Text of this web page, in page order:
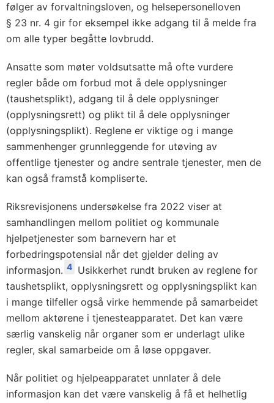
følger av forvaltningsloven, og helsepersonelloven
§ 23 nr. 4 gir for eksempel ikke adgang til å melde fra
om alle typer begåtte lovbrudd.
Ansatte som møter voldsutsatte må ofte vurdere
regler både om forbud mot å dele opplysninger
(taushetsplikt), adgang til å dele opplysninger
(opplysningsrett) og plikt til å dele opplysninger
(opplysningsplikt). Reglene er viktige og i mange
sammenhenger grunnleggende for utøving av
offentlige tjenester og andre sentrale tjenester, men de
kan også framstå kompliserte.
Riksrevisjonens undersøkelse fra 2022 viser at
samhandlingen mellom politiet og kommunale
hjelpetjenester som barnevern har et
forbedringspotensial når det gjelder deling av
informasjon. 4 Usikkerhet rundt bruken av reglene for
taushetsplikt, opplysningsrett og opplysningsplikt kan
i mange tilfeller også virke hemmende på samarbeidet
mellom aktørene i tjenesteapparatet. Det kan være
særlig vanskelig når organer som er underlagt ulike
regler, skal samarbeide om å løse oppgaver.
Når politiet og hjelpeapparatet unnlater å dele
informasjon kan det være vanskelig å få et helhetlig